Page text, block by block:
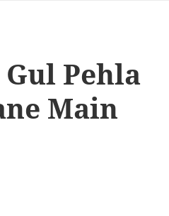
Pehla
Main